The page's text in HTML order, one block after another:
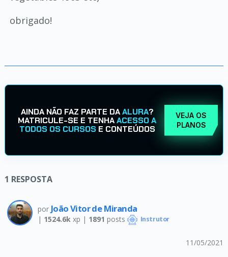
obrigado!
AINDA NÃO FAZ PARTE DAALURA?
MATRICULE-SE E TENHAACESSO A
TODOS OS CURSOS E CONTEÚDOS
VEJA OS
PLANOS
1 RESPOSTA
por João Vitor de Miranda
| 1524.6k xp | 1891 posts Instrutor
11/05/2021